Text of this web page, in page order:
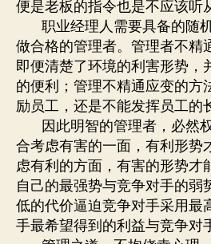
便是老板的指令也是不应该听
职业经理人需要具备的随
做合格的管理者。管理者不精
即便清楚了环境的利害形势，
的便利；管理不精通应变的方
励员工，还是不能发挥员工的
因此明智的管理者，必然
合考虑有害的一面，有利形势
虑有利的方面，有害的形势才
自己的最强势与竞争对手的弱
低的代价逼迫竞争对手采用最
手最希望得到的利益与竞争对